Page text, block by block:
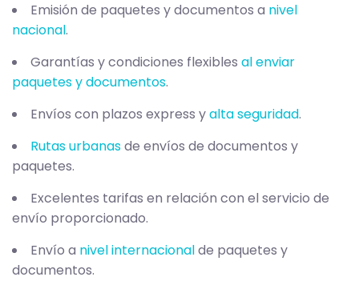
Emisión de paquetes y documentos a nivel
nacional.
Garantías y condiciones flexibles al enviar
paquetes y documentos.
Envíos con plazos express yalta seguridad.
Rutas urbanasde envíos de documentos y
paquetes.
Excelentes tarifas en relación con el servicio de
envío proporcionado.
Envío a nivel internacionalde paquetes y
documentos.